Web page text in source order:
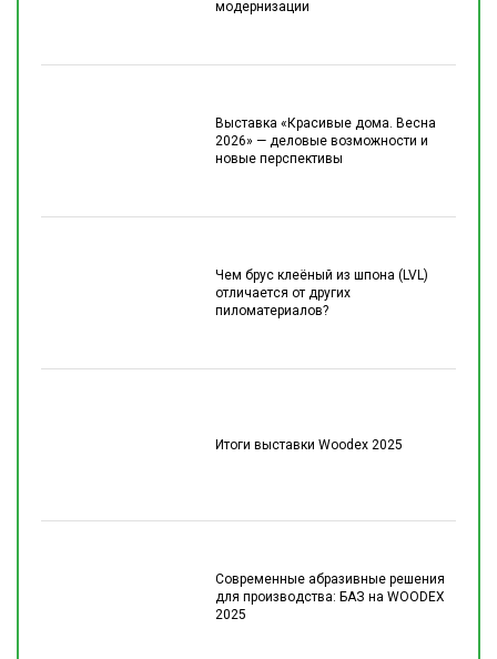
модернизации
Выставка «Красивые дома. Весна
2026» — деловые возможности и
новые перспективы
Чем брус клеёный из шпона (LVL)
отличается от других
пиломатериалов?
Итоги выставки Woodex 2025
Современные абразивные решения
для производства: БАЗ на WOODEX
2025